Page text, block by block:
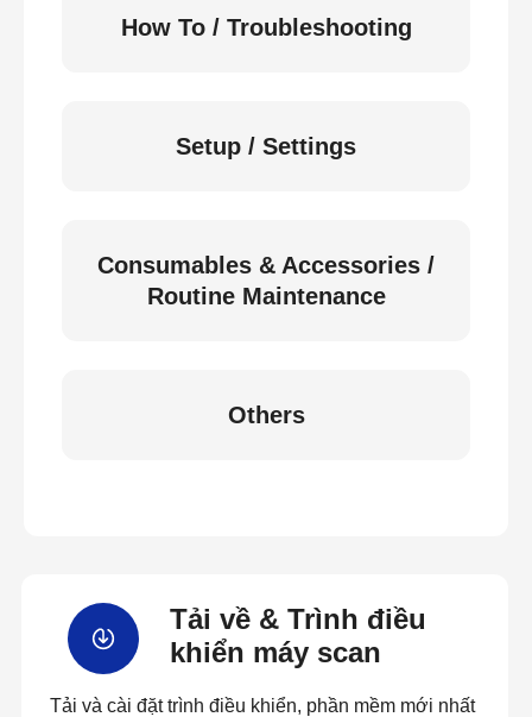
How To / Troubleshooting
Setup / Settings
Consumables & Accessories /
Routine Maintenance
Others
Tải về & Trình điều
khiển máy scan
Tải và cài đặt trình điều khiển, phần mềm mới nhất